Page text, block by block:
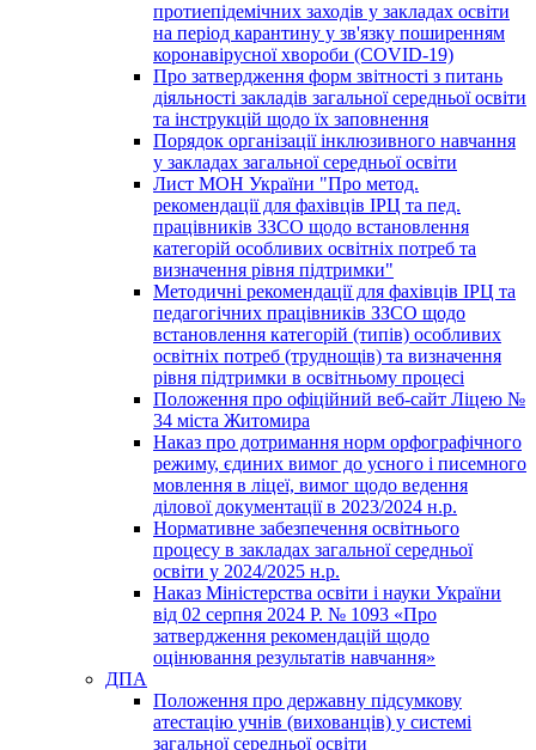
протиепідемічних заходів у закладах освіти
на період карантину у зв'язку поширенням
коронавірусної хвороби (COVID-19)
Про затвердження форм звітності з питань
діяльності закладів загальної середньої освіти
та інструкцій щодо їх заповнення
Порядок організації інклюзивного навчання
у закладах загальної середньої освіти
Лист МОН України "Про метод.
рекомендації для фахівців ІРЦ та пед.
працівників ЗЗСО щодо встановлення
категорій особливих освітніх потреб та
визначення рівня підтримки"
Методичні рекомендації для фахівців ІРЦ та
педагогічних працівників ЗЗСО щодо
встановлення категорій (типів) особливих
освітніх потреб (труднощів) та визначення
рівня підтримки в освітньому процесі
Положення про офіційний веб-сайт Ліцею №
34 міста Житомира
Наказ про дотримання норм орфографічного
режиму, єдиних вимог до усного і писемного
мовлення в ліцеї, вимог щодо ведення
ділової документації в 2023/2024 н.р.
Нормативне забезпечення освітнього
процесу в закладах загальної середньої
освіти у 2024/2025 н.р.
Наказ Міністерства освіти і науки України
від 02 серпня 2024 Р. № 1093 «Про
затвердження рекомендацій щодо
оцінювання результатів навчання»
ДПА
Положення про державну підсумкову
атестацію учнів (вихованців) у системі
загальної середньої освіти